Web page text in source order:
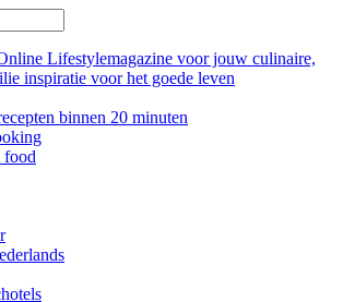
Lifestylemagazine voor jouw culinaire,
inspiratie voor het goede leven
binnen 20 minuten
food